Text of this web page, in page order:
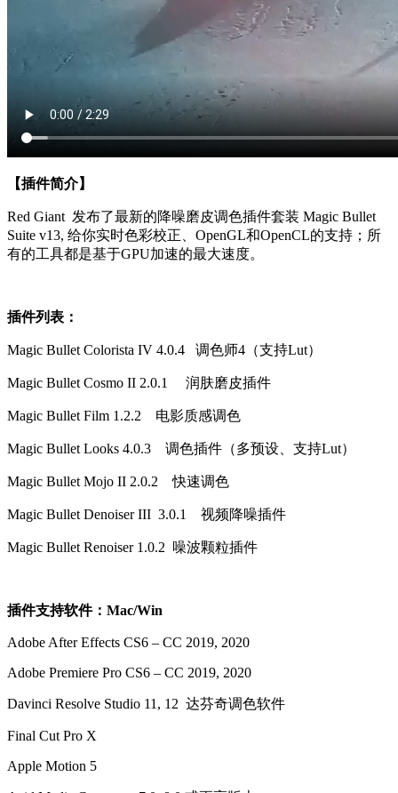
【插件简介】
Red Giant 发布了最新的降噪磨皮调色插件套装 Magic Bullet
Suite v13, 给你实时色彩校正、OpenGL和OpenCL的支持；所
有的工具都是基于GPU加速的最大速度。
插件列表：
Magic Bullet Colorista IV 4.0.4 调色师4（支持Lut）
Magic Bullet Cosmo II 2.0.1 润肤磨皮插件
Magic Bullet Film 1.2.2 电影质感调色
Magic Bullet Looks 4.0.3 调色插件（多预设、支持Lut）
Magic Bullet Mojo II 2.0.2 快速调色
Magic Bullet Denoiser III 3.0.1 视频降噪插件
Magic Bullet Renoiser 1.0.2 噪波颗粒插件
插件支持软件：Mac/Win
Adobe After Effects CS6 – CC 2019, 2020
Adobe Premiere Pro CS6 – CC 2019, 2020
Davinci Resolve Studio 11, 12 达芬奇调色软件
Final Cut Pro X
Apple Motion 5